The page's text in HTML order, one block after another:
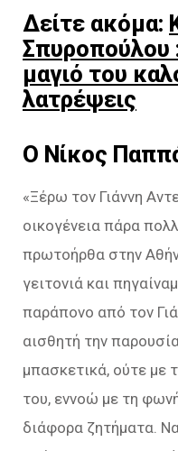
Δείτε ακόμα:
Σπυροπούλου
μαγιό του
λατρέψεις
Ο Νίκος
«Ξέρω τον Γιάννη
οικογένεια πάρα
πρωτοήρθα στην
γειτονιά και
παράπονο από τον
αισθητή την
μπασκετικά, ούτε με
του, εννοώ με τη
διάφορα ζητήματα.